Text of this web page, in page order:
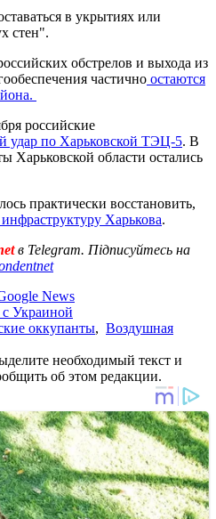
в укрытиях или
стен".
обстрелов и выхода из
частично остаются
российские
удар по Харьковской ТЭЦ-5. В
Харьковской области остались
практически восстановить,
инфраструктуру Харькова.
в Telegram. Підписуйтесь на
News
Украиной
оккупанты, Воздушная
необходимый текст и
об этом редакции.